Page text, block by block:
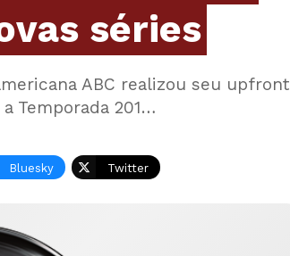
séries
ABC realizou seu upfront
Temporada 201…
Bluesky Twitter